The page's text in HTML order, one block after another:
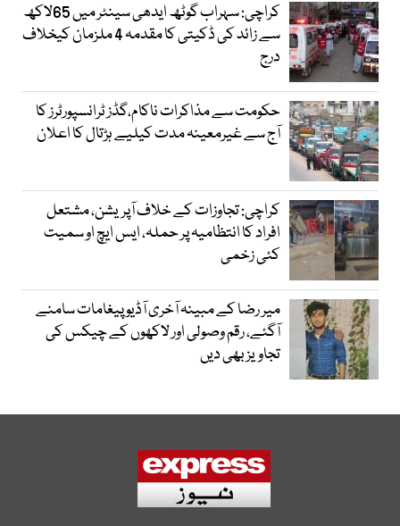
کراچی: سہراب گوٹھ ایدھی سینٹر میں 65لاکھ
سے زائد کی ڈکیتی کا مقدمہ 4 ملزمان کیخلاف
درج
حکومت سے مذاکرات ناکام،گڈز ٹرانسپورٹرز کا
آج سے غیرمعینہ مدت کیلیے ہڑتال کا اعلان
کراچی: تجاوزات کے خلاف آپریشن، مشتعل
افراد کا انتظامیہ پر حملہ، ایس ایچ او سمیت
کئی زخمی
میر رضا کے مبینہ آخری آڈیو پیغامات سامنے
آگئے، رقم وصولی اور لاکھوں کے چیکس کی
تجاویز بھی دیں